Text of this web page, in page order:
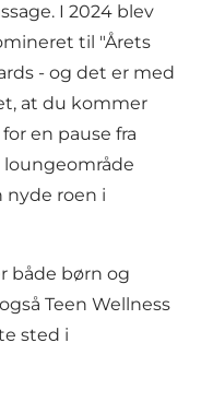
I 2024 blev
til "Årets
- og det er med
at du kommer
en pause fra
nyde roen i
både børn og
Teen Wellness
sted i